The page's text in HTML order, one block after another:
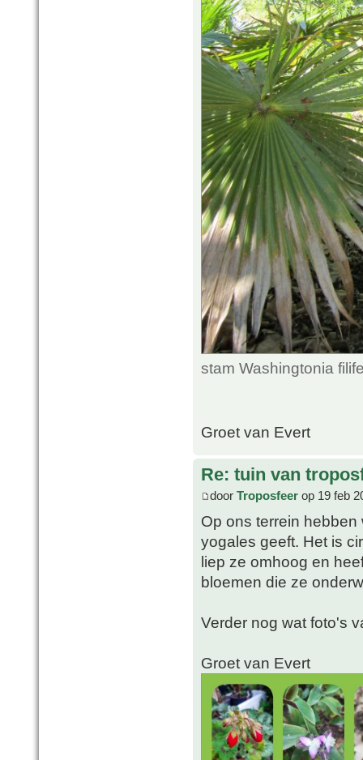
stam Washingtonia
Groet van Evert
Re: tuin van
door Troposfeer op 19 feb
Op ons terrein
yogales geeft. Het is
liep ze omhoog en
bloemen die ze
Verder nog wat foto's
Groet van Evert